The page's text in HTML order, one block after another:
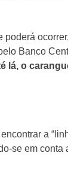
Banco
lá, o
a
se em conta